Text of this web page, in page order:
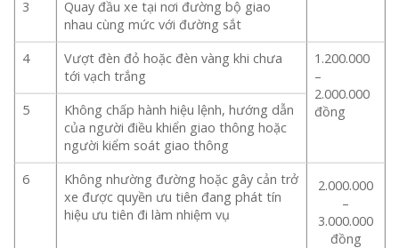
3
Quay đầu xe tại nơi đường bộ giao
nhau cùng mức với đường sắt
4
Vượt đèn đỏ hoặc đèn vàng khi chưa
tới vạch trắng
1.200.000
–
2.000.000
đồng
5
Không chấp hành hiệu lệnh, hướng dẫn
của người điều khiển giao thông hoặc
người kiểm soát giao thông
6
Không nhường đường hoặc gây cản trở
xe được quyền ưu tiên đang phát tín
hiệu ưu tiên đi làm nhiệm vụ
2.000.000
–
3.000.000
đồng